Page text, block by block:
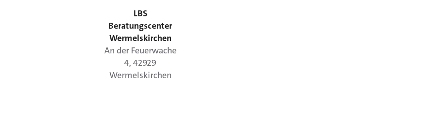
LBS
Beratungscenter
Wermelskirchen
An der Feuerwache
4,42929
Wermelskirchen